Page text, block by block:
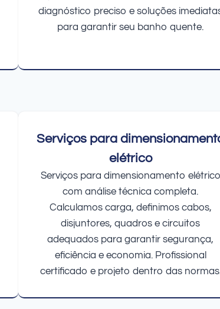
diagnóstico preciso e soluções
para garantir seu banho quente.
Serviços para
elétrico
Serviços para dimensionamento elétrico
com análise técnica completa.
Calculamos carga, definimos cabos,
disjuntores, quadros e circuitos
adequados para garantir segurança,
eficiência e economia. Profissional
certificado e projeto dentro das normas.